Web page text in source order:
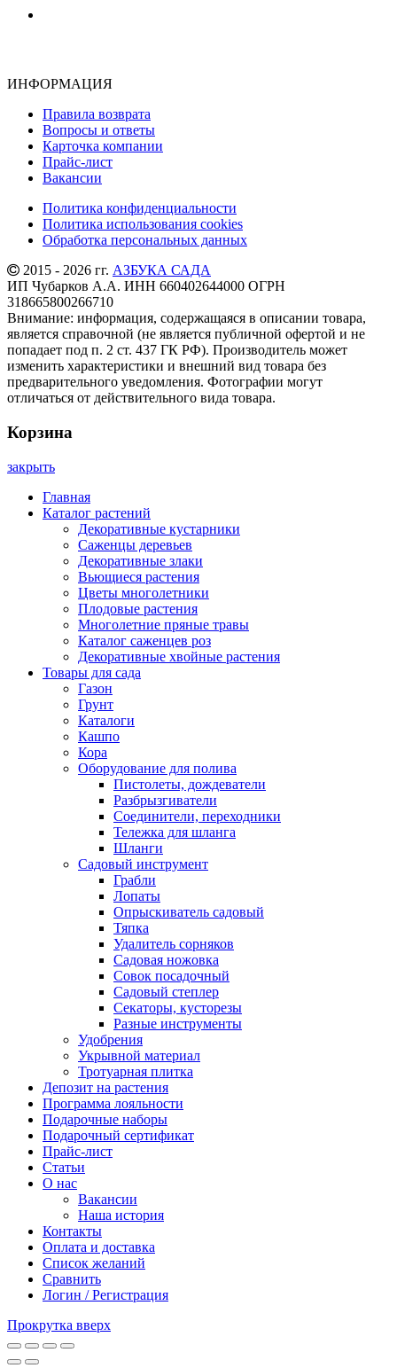
ИНФОРМАЦИЯ
Правила возврата
Вопросы и ответы
Карточка компании
Прайс-лист
Вакансии
Политика конфиденциальности
Политика использования cookies
Обработка персональных данных
2015 - 2026 гг. АЗБУКА САДА
ИП Чубарков А.А. ИНН 660402644000 ОГРН
318665800266710
Внимание: информация, содержащаяся в описании товара,
является справочной (не является публичной офертой и не
попадает под п. 2 ст. 437 ГК РФ). Производитель может
изменить характеристики и внешний вид товара без
предварительного уведомления. Фотографии могут
отличаться от действительного вида товара.
Корзина
закрыть
Главная
Каталог растений
Декоративные кустарники
Саженцы деревьев
Декоративные злаки
Вьющиеся растения
Цветы многолетники
Плодовые растения
Многолетние пряные травы
Каталог саженцев роз
Декоративные хвойные растения
Товары для сада
Газон
Грунт
Каталоги
Кашпо
Кора
Оборудование для полива
Пистолеты, дождеватели
Разбрызгиватели
Соединители, переходники
Тележка для шланга
Шланги
Садовый инструмент
Грабли
Лопаты
Опрыскиватель садовый
Тяпка
Удалитель сорняков
Садовая ножовка
Совок посадочный
Садовый степлер
Секаторы, кусторезы
Разные инструменты
Удобрения
Укрывной материал
Тротуарная плитка
Депозит на растения
Программа лояльности
Подарочные наборы
Подарочный сертификат
Прайс-лист
Статьи
О нас
Вакансии
Наша история
Контакты
Оплата и доставка
Список желаний
Сравнить
Логин / Регистрация
Прокрутка вверх